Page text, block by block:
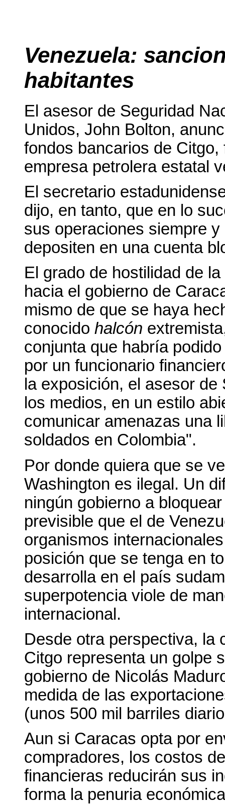
Venezuela:
habitantes
El asesor de Seguridad
Unidos, John Bolton,
fondos bancarios de
empresa petrolera estatal
El secretario
dijo, en tanto, que en lo
sus operaciones siempre
depositen en una cuenta
El grado de hostilidad de
hacia el gobierno de
mismo de que se haya
conocido halcón
conjunta que habría
por un funcionario
la exposición, el asesor
los medios, en un estilo
comunicar amenazas una
soldados en Colombia .
Por donde quiera que se
Washington es ilegal. Un
ningún gobierno a
previsible que el de
organismos
posición que se tenga en
desarrolla en el país
superpotencia viole de
internacional.
Desde otra perspectiva, la
Citgo representa un golpe
gobierno de Nicolás
medida de las
(unos 500 mil barriles
Aun si Caracas opta por
compradores, los costos
financieras reducirán sus
forma la penuria